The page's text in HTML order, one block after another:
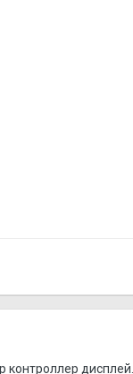
контроллер